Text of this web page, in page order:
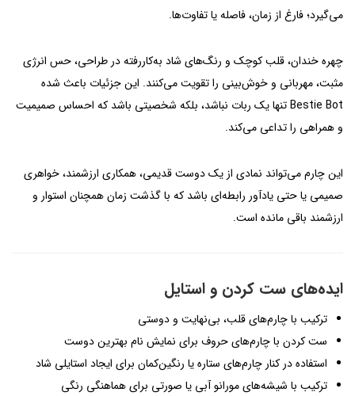
می‌گیرد؛ فارغ از زمان، فاصله یا تفاوت‌ها.
چهره خندان، قلب کوچک و رنگ‌های شاد به‌کاررفته در طراحی، حس انرژی
مثبت، مهربانی و خوش‌بینی را تقویت می‌کنند. این جزئیات باعث شده
Bestie Bot تنها یک ربات نباشد، بلکه شخصیتی باشد که احساس صمیمیت
و همراهی را تداعی می‌کند.
این چارم می‌تواند نمادی از یک دوست قدیمی، همکاری ارزشمند، خواهری
صمیمی یا حتی یادآور رابطه‌ای باشد که با گذشت زمان همچنان استوار و
ارزشمند باقی مانده است.
ایده‌های ست کردن و استایل
ترکیب با چارم‌های قلب، بی‌نهایت و دوستی
ست کردن با چارم‌های حروف برای نمایش نام بهترین دوست
استفاده در کنار چارم‌های ستاره یا رنگین‌کمان برای ایجاد استایلی شاد
ترکیب با شیشه‌های مورانو آبی یا صورتی برای هماهنگی رنگی